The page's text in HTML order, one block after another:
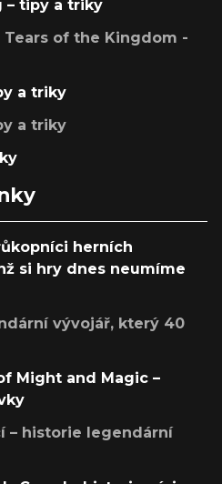
– tipy a triky
of the Kingdom -
a triky
a triky
herních
si hry dnes neumíme
vývojář, který 40
Might and Magic –
– historie legendární